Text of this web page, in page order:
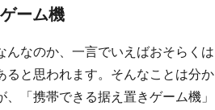
ーム機
んなのか、一言でいえばおそらく
ると思われます。そんなことは分
、「携帯できる据え置きゲーム機